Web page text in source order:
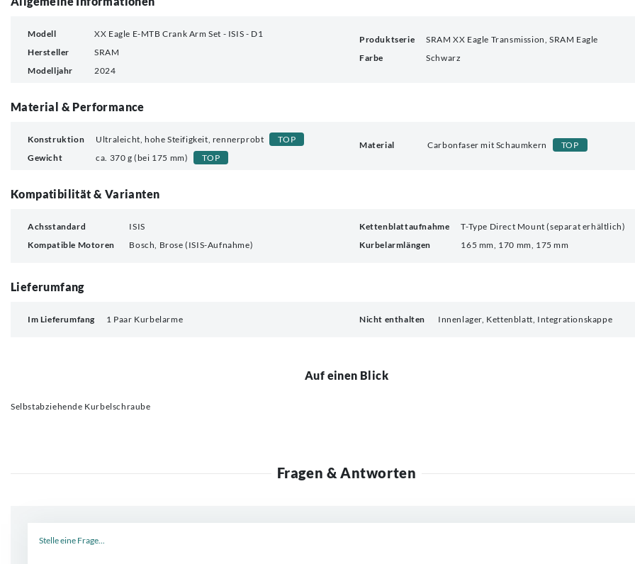
Modell
XX Eagle E-MTB Crank Arm Set - ISIS - D1
Hersteller
SRAM
Modelljahr
2024
Produktserie
SRAM XX Eagle Transmission, SRAM Eagle
Farbe
Schwarz
Material & Performance
Konstruktion Ultraleicht, hohe Steifigkeit, rennerprobt
TOP
Gewicht
ca. 370 g (bei 175 mm) TOP
Material Carbonfaser mit Schaumkern TOP
Kompatibilität & Varianten
Achsstandard
ISIS
Kompatible Motoren
Bosch, Brose (ISIS-Aufnahme)
Kettenblattaufnahme
T-Type Direct Mount (separat erhältlich)
Kurbelarmlängen
165 mm, 170 mm, 175 mm
Lieferumfang
Im Lieferumfang 1 Paar Kurbelarme Nicht enthalten Innenlager, Kettenblatt, Integrationskappe
Auf einen Blick
Selbstabziehende Kurbelschraube
Fragen & Antworten